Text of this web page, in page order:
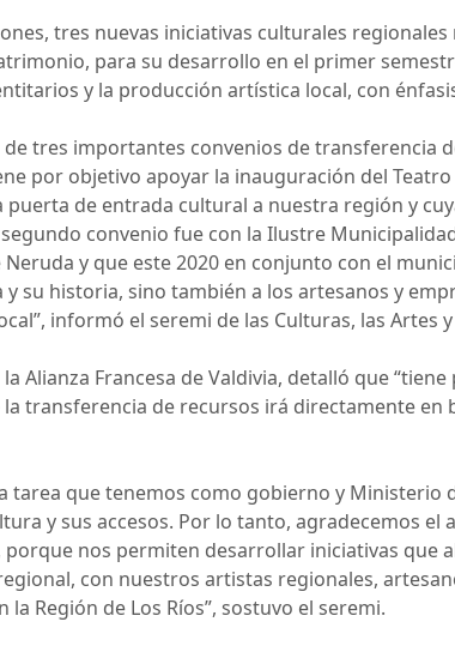
tres nuevas iniciativas culturales
para su desarrollo en el primer
y la producción artística local, con
tres importantes convenios de transferencia
por objetivo apoyar la inauguración del
puerta de entrada cultural a nuestra región y
convenio fue con la Ilustre
y que este 2020 en conjunto con el
su historia, sino también a los artesanos y
informó el seremi de las Culturas, las Artes
Alianza Francesa de Valdivia, detalló que
la transferencia de recursos irá directamente
tarea que tenemos como gobierno y Ministerio
y sus accesos. Por lo tanto, agradecemos el
nos permiten desarrollar iniciativas que
con nuestros artistas regionales,
Región de Los Ríos”, sostuvo el seremi.